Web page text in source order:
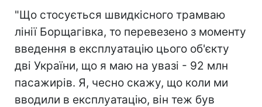
"Що стосується швидкісного трамваю
лінії Борщагівка, то перевезено з моменту
введення в експлуатацію цього об'єкту
дві України, що я маю на увазі - 92 млн
пасажирів. Я, чесно скажу, що коли ми
вводили в експлуатацію, він теж був